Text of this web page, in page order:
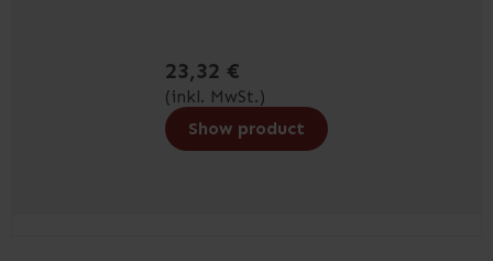
23,32 €
(inkl. MwSt.)
Show product